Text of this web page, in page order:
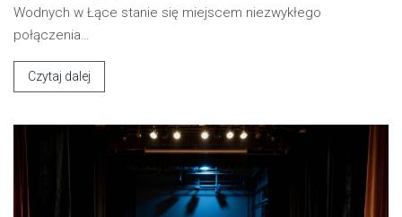
Wodnych w Łące stanie się miejscem niezwykłego
połączenia…
Czytaj dalej